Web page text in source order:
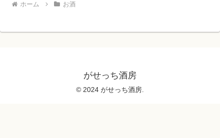
ホーム お酒
がせっち酒房
© 2024 がせっち酒房.